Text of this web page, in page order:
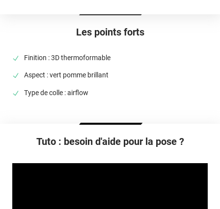
Les points forts
Finition : 3D thermoformable
Aspect : vert pomme brillant
Type de colle : airflow
Température D'utilisation
Tuto : besoin d'aide pour la pose ?